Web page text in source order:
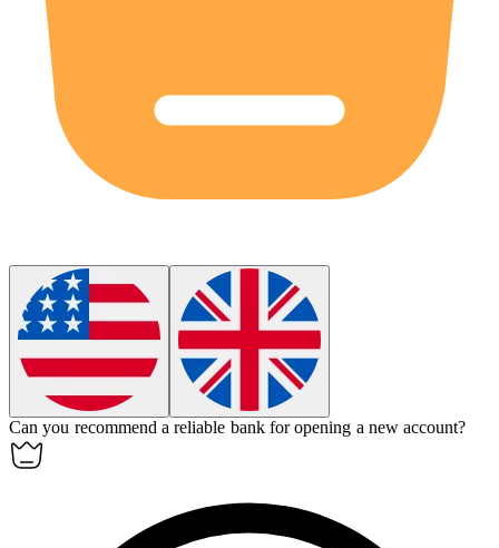
Can you recommend a reliable bank for opening a new account?